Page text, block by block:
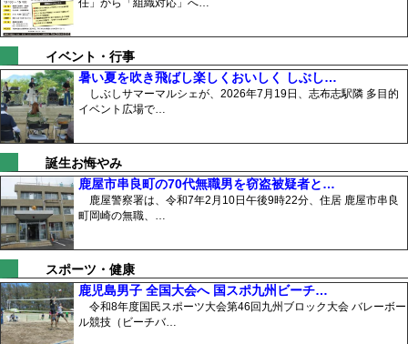
任」から「組織対応」へ…
イベント・行事
暑い夏を吹き飛ばし楽しくおいしく しぶし…
しぶしサマーマルシェが、2026年7月19日、志布志駅隣 多目的
イベント広場で…
誕生お悔やみ
鹿屋市串良町の70代無職男を窃盗被疑者と…
鹿屋警察署は、令和7年2月10日午後9時22分、住居 鹿屋市串良
町岡崎の無職、…
スポーツ・健康
鹿児島男子 全国大会へ 国スポ九州ビーチ…
令和8年度国民スポーツ大会第46回九州ブロック大会 バレーボー
ル競技（ビーチバ…